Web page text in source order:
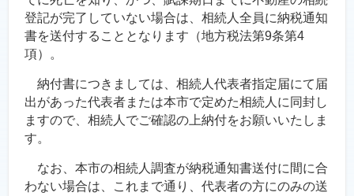
登記が完了していない場合は、相続人全員に納税通知
書を送付することとなります（地方税法第9条第4
項）。
納付書につきましては、相続人代表者指定届にて届
出があった代表者または本市で定めた相続人に同封し
ますので、相続人でご確認の上納付をお願いいたしま
す。
なお、本市の相続人調査が納税通知書送付に間に合
わない場合は、これまで通り、代表者の方にのみの送